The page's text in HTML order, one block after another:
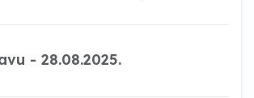
- 28.08.2025.